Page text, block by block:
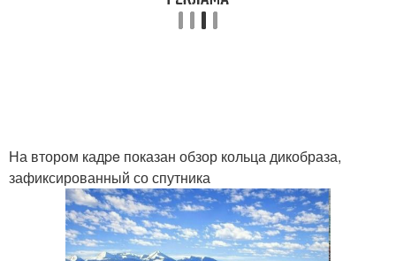
На втором кадpe показан обзор кольца дикобраза,
зафиксированный со спутника